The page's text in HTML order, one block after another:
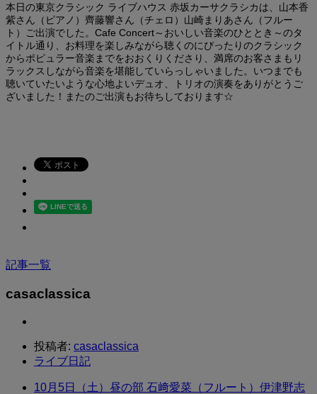
本日の東京クラシック ライブハウス 赤坂カーサクラシカは、山本香
紫さん（ピアノ）齊藤響さん（チェロ）山崎まりあさん（フルー
ト）ご出演でした。Cafe Concert～おいしい音楽のひととき～のタ
イトル通り、お料理を楽しみながら聴くのにぴったりのクラシック
からポピュラー音楽までをおおくりくださり、満席のお客さまもリ
ラックスしながら音楽を堪能していらっしゃいました。いつまでも
聴いていたいような心地よいデュオ、トリオの演奏をありがとうご
ざいました！またのご出演もお待ちしております☆
記事一覧
casaclassica
投稿者: casaclassica
ライブ日記
10月5日（土）昼の部 石﨑愛菜（フルート）伊津野志